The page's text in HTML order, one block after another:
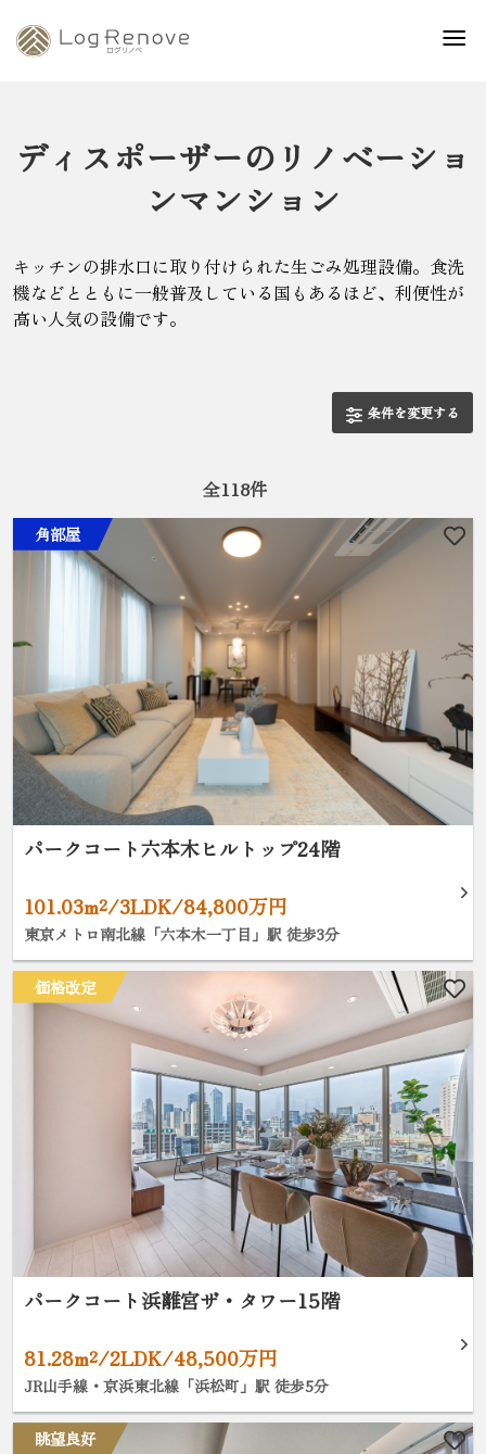
ディスポーザーのリノベーショ
ンマンション
キッチンの排水口に取り付けられた生ごみ処理設備。食洗
機などとともに一般普及している国もあるほど、利便性が
高い人気の設備です。
条件を変更する
全118件
角部屋
パークコート六本木ヒルトップ24階
101.03m²/3LDK/84,800万円
東京メトロ南北線「六本木一丁目」駅 徒歩3分
価格改定
パークコート浜離宮ザ・タワー15階
81.28m²/2LDK/48,500万円
JR山手線・京浜東北線「浜松町」駅 徒歩5分
眺望良好